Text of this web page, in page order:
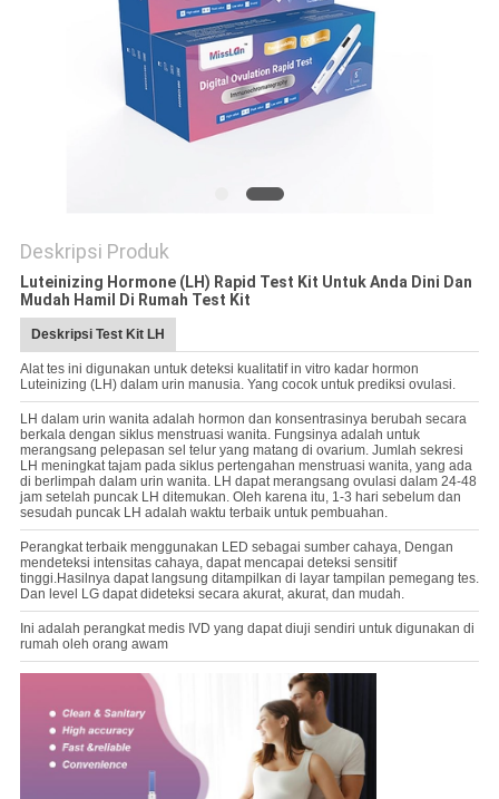
Deskripsi Produk
Luteinizing Hormone (LH) Rapid Test Kit Untuk Anda Dini Dan
Mudah Hamil Di Rumah Test Kit
Deskripsi Test Kit LH
Alat tes ini digunakan untuk deteksi kualitatif in vitro kadar hormon
Luteinizing (LH) dalam urin manusia. Yang cocok untuk prediksi ovulasi.
LH dalam urin wanita adalah hormon dan konsentrasinya berubah secara
berkala dengan siklus menstruasi wanita. Fungsinya adalah untuk
merangsang pelepasan sel telur yang matang di ovarium. Jumlah sekresi
LH meningkat tajam pada siklus pertengahan menstruasi wanita, yang ada
di berlimpah dalam urin wanita. LH dapat merangsang ovulasi dalam 24-48
jam setelah puncak LH ditemukan. Oleh karena itu, 1-3 hari sebelum dan
sesudah puncak LH adalah waktu terbaik untuk pembuahan.
Perangkat terbaik menggunakan LED sebagai sumber cahaya, Dengan
mendeteksi intensitas cahaya, dapat mencapai deteksi sensitif
tinggi.Hasilnya dapat langsung ditampilkan di layar tampilan pemegang tes.
Dan level LG dapat dideteksi secara akurat, akurat, dan mudah.
Ini adalah perangkat medis IVD yang dapat diuji sendiri untuk digunakan di
rumah oleh orang awam